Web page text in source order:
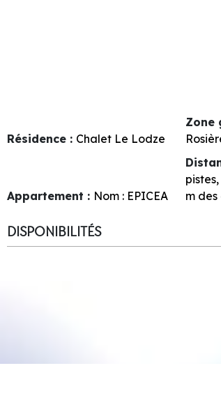
Résidence : Chalet Le Lodze
Zone
Appartement : Nom : EPICEA
pistes
m
DISPONIBILITÉS